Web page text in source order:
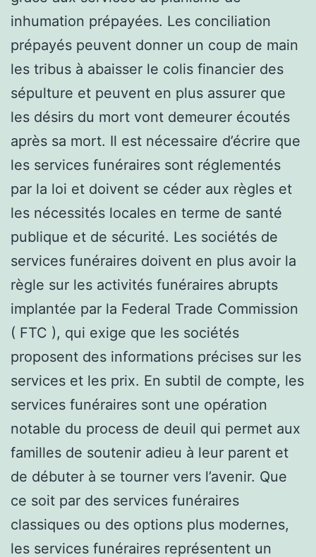
inhumation prépayées. Les conciliation
prépayés peuvent donner un coup de main
les tribus à abaisser le colis financier des
sépulture et peuvent en plus assurer que
les désirs du mort vont demeurer écoutés
après sa mort. Il est nécessaire d’écrire que
les services funéraires sont réglementés
par la loi et doivent se céder aux règles et
les nécessités locales en terme de santé
publique et de sécurité. Les sociétés de
services funéraires doivent en plus avoir la
règle sur les activités funéraires abrupts
implantée par la Federal Trade Commission
( FTC ), qui exige que les sociétés
proposent des informations précises sur les
services et les prix. En subtil de compte, les
services funéraires sont une opération
notable du process de deuil qui permet aux
familles de soutenir adieu à leur parent et
de débuter à se tourner vers l’avenir. Que
ce soit par des services funéraires
classiques ou des options plus modernes,
les services funéraires représentent un